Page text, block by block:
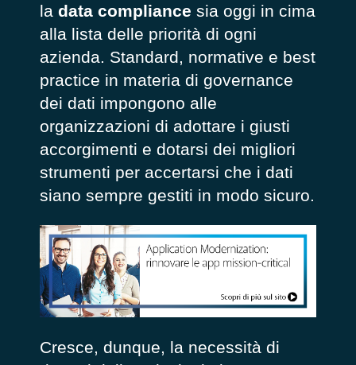
la data compliance sia oggi in cima
alla lista delle priorità di ogni
azienda. Standard, normative e best
practice in materia di governance
dei dati impongono alle
organizzazioni di adottare i giusti
accorgimenti e dotarsi dei migliori
strumenti per accertarsi che i dati
siano sempre gestiti in modo sicuro.
Cresce, dunque, la necessità di